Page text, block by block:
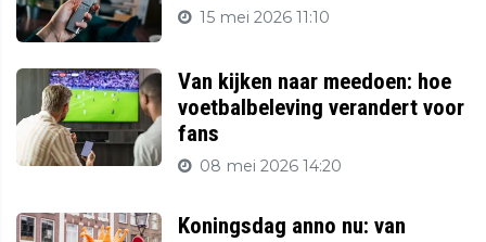
15 mei 2026 11:10
Van kijken naar meedoen: hoe
voetbalbeleving verandert voor
fans
08 mei 2026 14:20
Koningsdag anno nu: van